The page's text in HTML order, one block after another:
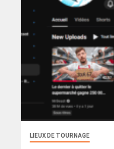
LIEUX DE TOURNAGE